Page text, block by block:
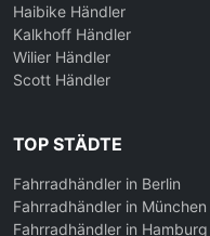
Haibike Händler
Kalkhoff Händler
Wilier Händler
Scott Händler
TOP STÄDTE
Fahrradhändler in Berlin
Fahrradhändler in München
Fahrradhändler in Hamburg